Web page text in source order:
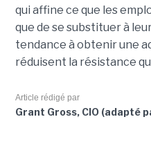
qui affine ce que les
que de se substituer à
tendance à obtenir une
réduisent la résistance
Article rédigé par
Grant Gross, CIO (adapté